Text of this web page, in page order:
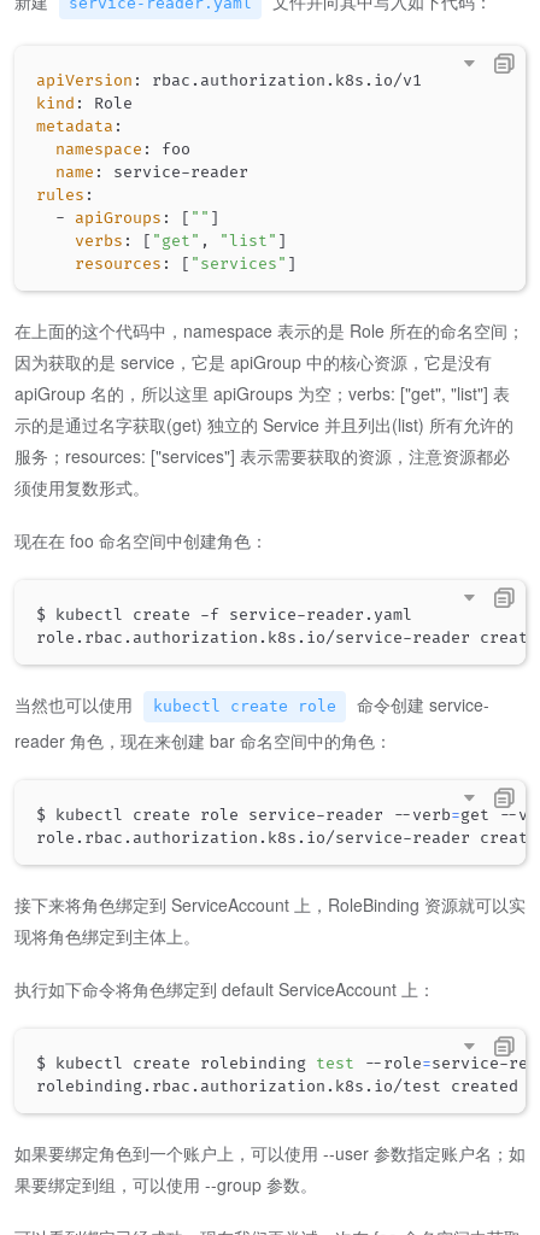
apiVersion :
kind :
metadata :
namespace :
foo
name : service-
rules :
-
apiGroups : [ "" ]
verbs : [ "get" , "list" ]
resources : [ "services" ]
在上面的这个代码中，namespace 表示的是 Role 所在的命名空间；
因为获取的是 service，它是 apiGroup 中的核心资源，它是没有
apiGroup 名的，所以这里 apiGroups 为空；verbs: ["get", "list"] 表
示的是通过名字获取(get) 独立的 Service 并且列出(list) 所有允许的
服务；resources: ["services"] 表示需要获取的资源，注意资源都必
须使用复数形式。
现在在 foo 命名空间中创建角色：
$ kubectl create -f service-reader.yaml
当然也可以使用 kubectl create role
命令创建 service-
reader 角色，现在来创建 bar 命名空间中的角色：
$ kubectl create role service-reader --verb=get --
接下来将角色绑定到 ServiceAccount 上，RoleBinding 资源就可以实
现将角色绑定到主体上。
执行如下命令将角色绑定到 default ServiceAccount 上：
$ kubectl create rolebinding test --role=service-
如果要绑定角色到一个账户上，可以使用 --user 参数指定账户名；如
果要绑定到组，可以使用 --group 参数。